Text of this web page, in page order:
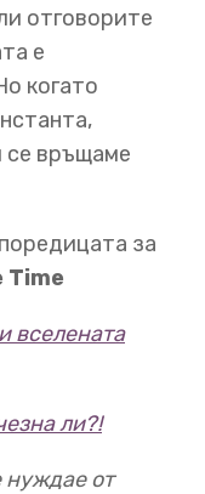
на космоса в
отвъд
на
наблюдения
да
отговорите
е
когато
се връщаме
за
Time
вселената
ли?!
нуждае от